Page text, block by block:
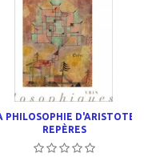
PHILOSOPHIE D'ARISTOTE.
REPÈRES